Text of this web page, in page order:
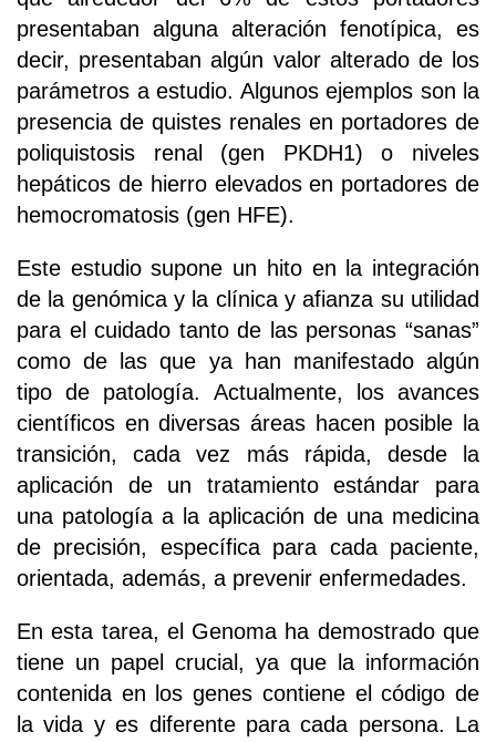
presentaban alguna alteración fenotípica, es
decir, presentaban algún valor alterado de los
parámetros a estudio. Algunos ejemplos son la
presencia de quistes renales en portadores de
poliquistosis renal (gen PKDH1) o niveles
hepáticos de hierro elevados en portadores de
hemocromatosis (gen HFE).
Este estudio supone un hito en la integración
de la genómica y la clínica y afianza su utilidad
para el cuidado tanto de las personas “sanas”
como de las que ya han manifestado algún
tipo de patología. Actualmente, los avances
científicos en diversas áreas hacen posible la
transición, cada vez más rápida, desde la
aplicación de un tratamiento estándar para
una patología a la aplicación de una medicina
de precisión, específica para cada paciente,
orientada, además, a prevenir enfermedades.
En esta tarea, el Genoma ha demostrado que
tiene un papel crucial, ya que la información
contenida en los genes contiene el código de
la vida y es diferente para cada persona. La